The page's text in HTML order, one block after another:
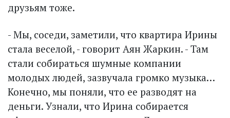
друзьям тоже.
- Мы, соседи, заметили, что квартира Ирины
стала веселой, - говорит Аян Жаркин. - Там
стали собираться шумные компании
молодых людей, зазвучала громко музыка…
Конечно, мы поняли, что ее разводят на
деньги. Узнали, что Ирина собирается